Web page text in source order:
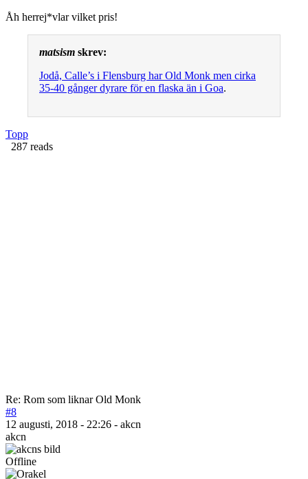
Åh herrej*vlar vilket pris!
matsism skrev:
Jodå, Calle’s i Flensburg har Old Monk men cirka
35-40 gånger dyrare för en flaska än i Goa.
Topp
287 reads
Re: Rom som liknar Old Monk
#8
12 augusti, 2018 - 22:26 - akcn
akcn
Offline